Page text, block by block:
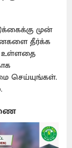
முன்
தீர்க்க
உள்ளதை
செய்யுங்கள்.